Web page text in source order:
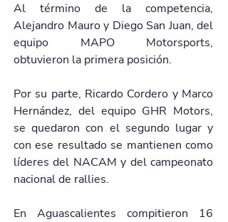
Al término de la competencia,
Alejandro Mauro y Diego San Juan, del
equipo MAPO Motorsports,
obtuvieron la primera posición.
Por su parte, Ricardo Cordero y Marco
Hernández, del equipo GHR Motors,
se quedaron con el segundo lugar y
con ese resultado se mantienen como
líderes del NACAM y del campeonato
nacional de rallies.
En Aguascalientes compitieron 16